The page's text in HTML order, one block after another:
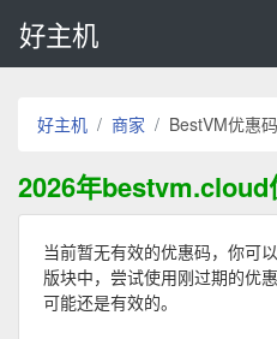
好主机
好主机 商家 BestVM优惠
2026年bestvm.cloud
当前暂无有效的优惠码，你可
版块中，尝试使用刚过期的优
可能还是有效的。